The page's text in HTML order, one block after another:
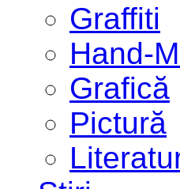
Graffiti
Hand-
Grafică
Pictură